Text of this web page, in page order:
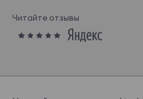
Читайте отзывы